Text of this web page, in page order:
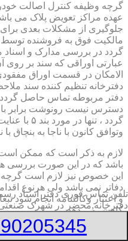
عهده مراکز تعویض پلاک می
جلوگیری از مشکلات بعدی
مالکیت فوق به فروشنده
گردد در بررسی مدارک و
عبارتی اوراقی که سند بر روی
الامکان در قسمت اوراق
دفترخانه تنظیم کننده سند
دفتر مربوطه تماس حاصل
دسترس نیست رونوشت برابر
گردد ،
وتوافق کانون با ناجا به بنچاق
لازم به ذکر است که ممکن
باشد که در این صورت بررسی
این خصوص نیز لازم است گرچه
دفاتر نمی باشد ولی هرنوع
و اعتبار وکالتنامه انجام شود
کاهش می دهد.
تلفن تماس فوریدفتر اسناد
دفترخانه,محضر در شهرک